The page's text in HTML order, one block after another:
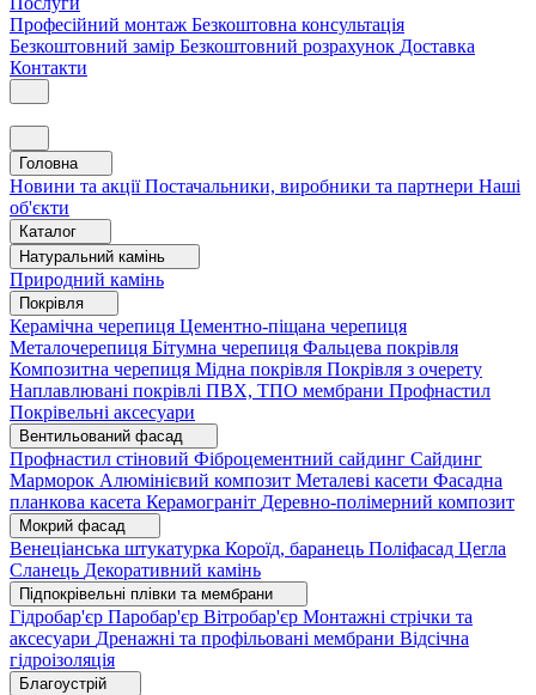
Професійний монтаж Безкоштовна консультація
Безкоштовний замір Безкоштовний розрахунок Доставка
Контакти
Головна
Новини та акціїПостачальники, виробники та партнери Наші
об'єкти
Каталог
Натуральний камінь
Природний камінь
Покрівля
Керамічна черепиця Цементно-піщана черепиця
Металочерепиця Бітумна черепиця Фальцева покрівля
Композитна черепиця Мідна покрівля Покрівля з очерету
Наплавлювані покрівлі ПВХ, ТПО мембрани Профнастил
Покрівельні аксесуари
Вентильований фасад
Профнастил стіновий Фіброцементний сайдинг Сайдинг
Марморок Алюмінієвий композит Металеві касети Фасадна
планкова касета Керамограніт Деревно-полімерний композит
Мокрий фасад
Венеціанська штукатурка Короїд, баранець Поліфасад Цегла
Сланець Декоративний камінь
Підпокрівельні плівки та мембрани
Гідробар'єр Паробар'єр Вітробар'єр Монтажні стрічки та
аксесуари Дренажні та профільовані мембрани Відсічна
гідроізоляція
Благоустрій